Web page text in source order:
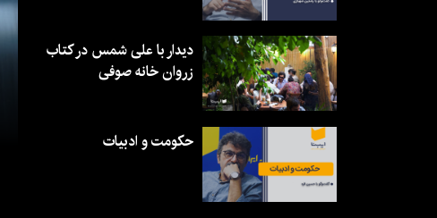
دیدار با علی شمس در کتاب
زروان خانه صوفی
حکومت و ادبیات